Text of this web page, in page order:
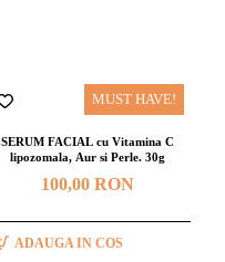
MUST HAVE!
SERUM FACIAL cu Vitamina C
lipozomala, Aur si Perle. 30g
100,00 RON
ADAUGA IN COS